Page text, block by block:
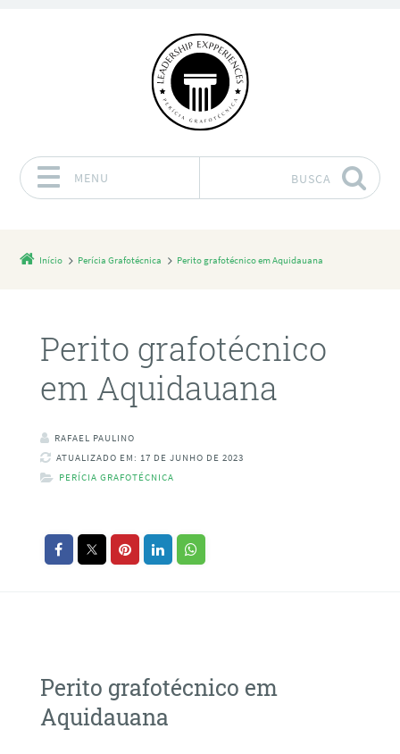
MENU BUSCA
Início Perícia Grafotécnica Perito grafotécnico em Aquidauana
Perito grafotécnico
em Aquidauana
RAFAEL PAULINO
ATUALIZADO EM: 17 DE JUNHO DE 2023
PERÍCIA GRAFOTÉCNICA
Perito grafotécnico em
Aquidauana